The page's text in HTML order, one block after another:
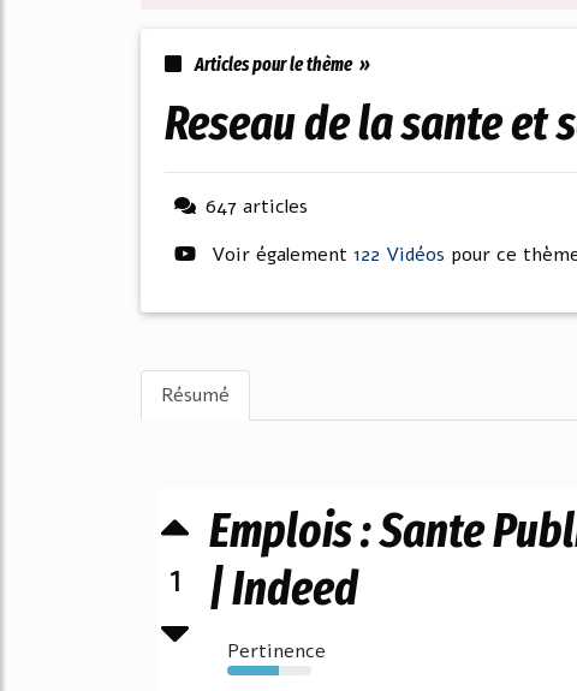
Articles pour le thème »
reseau de la sante et
647 articles
Voir également 122 Vidéos pour ce
Résumé
1
Emplois : Sante
| Indeed
Pertinence
62%